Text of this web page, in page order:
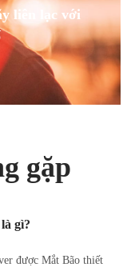
liên lạc với
gặp
gì?
được Mắt Bão thiết